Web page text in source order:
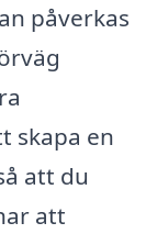
påverkas
skapa en
att du
att